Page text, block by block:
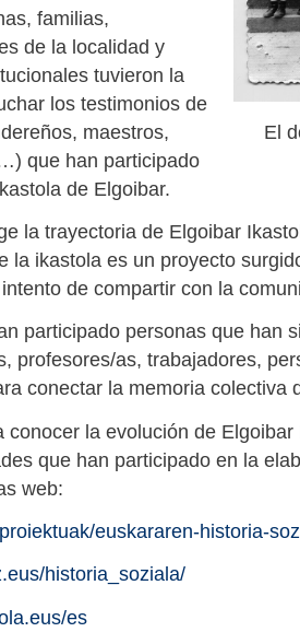
El
familias,
de la localidad y
tuvieron la
los testimonios de
maestros,
que han participado
de Elgoibar.
la trayectoria de Elgoibar
la ikastola es un proyecto
de compartir con la
participado personas que han
profesores/as, trabajadores,
conectar la memoria colectiva
conocer la evolución de
que han participado en la
web:
euskararen-historia-
historia_soziala/
es